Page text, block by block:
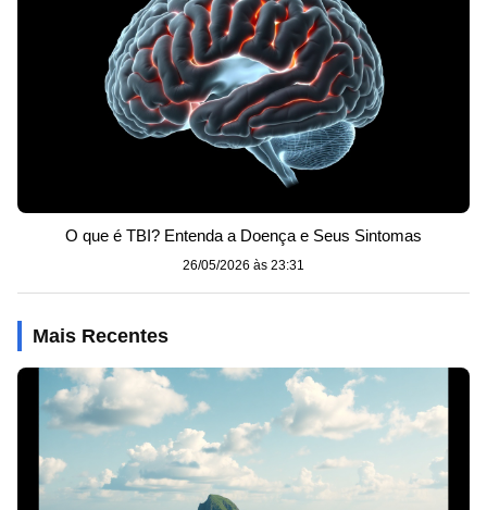
O que é TBI? Entenda a Doença e Seus Sintomas
26/05/2026 às 23:31
Mais Recentes